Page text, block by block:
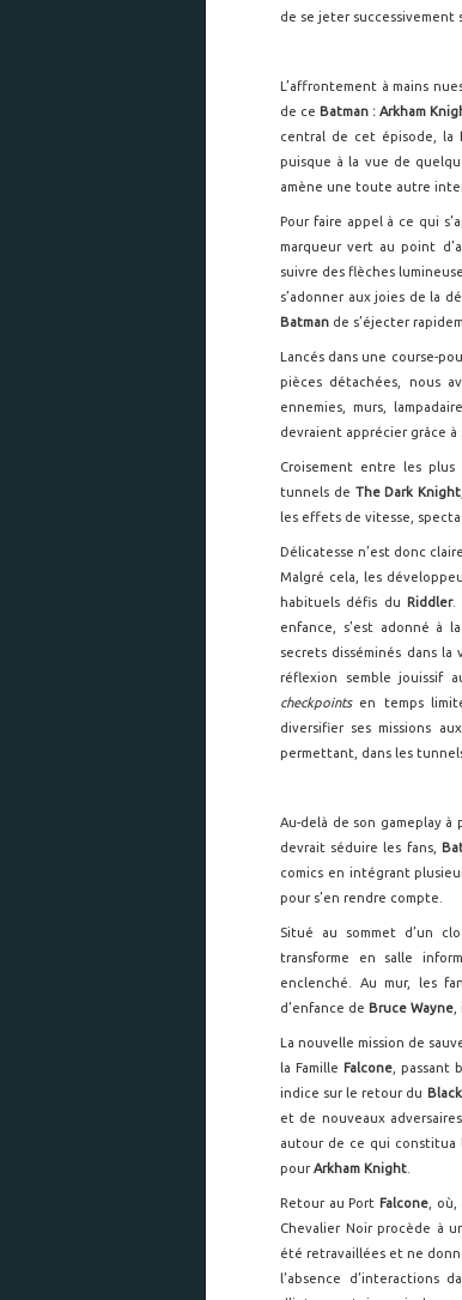
de se jeter successivement
L’affrontement à mains
de ce Batman : Arkham
central de cet épisode, la
puisque à la vue de
amène une toute autre
Pour faire appel à ce qui
marqueur vert au point
suivre des flèches
s’adonner aux joies de la
Batman de s’éjecter
Lancés dans une course-
pièces détachées, nous
ennemies, murs,
devraient apprécier grâce à
Croisement entre les plus
tunnels de The Dark Knight
les effets de vitesse,
Délicatesse n’est donc
Malgré cela, les
habituels défis du Riddler.
enfance, s’est adonné à
secrets disséminés dans
réflexion semble jouissif
checkpointsen temps
diversifier ses missions
permettant, dans les
Au-delà de son gameplay à
devrait séduire les fans,
comics en intégrant
pour s’en rendre compte.
Situé au sommet d’un
transforme en salle
enclenché. Au mur, les
d’enfance de Bruce Wayne
La nouvelle mission de
la Famille Falcone , passant
indice sur le retour du
et de nouveaux
autour de ce qui constitua
pourArkham Knight
Retour au Port Falcone, où,
Chevalier Noir procède à
été retravaillées et ne
l’absence d’interactions